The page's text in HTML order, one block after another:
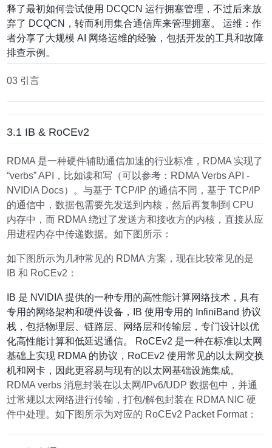
释了最初如何尝试使用 DCQCN 运行拥塞管理，不过后来放
弃了 DCQCN，转而利用集合通信库来管理拥塞。 运维：作
者分享了大规模 AI 网络运维的经验，包括开发的工具和故障
排查示例。
03 引言
3.1 IB & RoCEv2
RDMA 是一种硬件辅助通信加速的行业标准，RDMA 实现了
“verbs” API，比如读和写（可以参考：RDMA Verbs API -
NVIDIA Docs）。与基于 TCP/IP 的通信不同，基于 TCP/IP
的通信中，数据包需要先发送到内核，然后再复制到 CPU
内存中，而 RDMA 绕过了发送方和接收方的内核，直接从应
用进程内存中传递数据。如下图所示：
如下图所示为几种常见的 RDMA 方案，现在比较常见的是
IB 和 RoCEv2：
IB 是 NVIDIA 提供的一种专用的高性能计算网络技术，具有
专用的网络架构和硬件设备，IB 使用专用的 InfiniBand 协议
栈，包括物理层、链路层、网络层和传输层，专门设计以优
化高性能计算和低延迟通信。 RoCEv2 是一种在标准以太网
基础上实现 RDMA 的协议，RoCEv2 使用常见的以太网交换
机和网卡，因此更容易与现有的以太网基础设施集成。
RDMA verbs 消息封装在以太网/IPv6/UDP 数据包中，并通
过常规以太网络进行传输，打包/解包封装在 RDMA NIC 硬
件中处理。如下图所示为对应的 RoCEv2 Packet Format：